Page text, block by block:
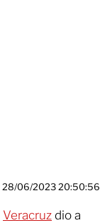
28/06/2023 20:50:56
Veracruz dio a